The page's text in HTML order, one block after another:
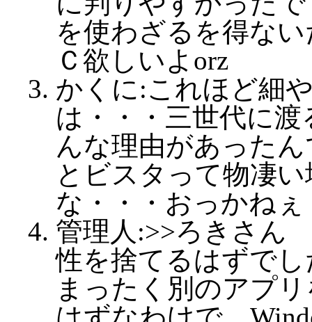
を使わざるを得な
Ｃ欲しいよorz
かくに:これほど細
は・・・三世代に
んな理由があった
とビスタって物凄
な・・・おっかねぇ
管理人:>>ろきさん
性を捨てるはずで
まったく別のアプ